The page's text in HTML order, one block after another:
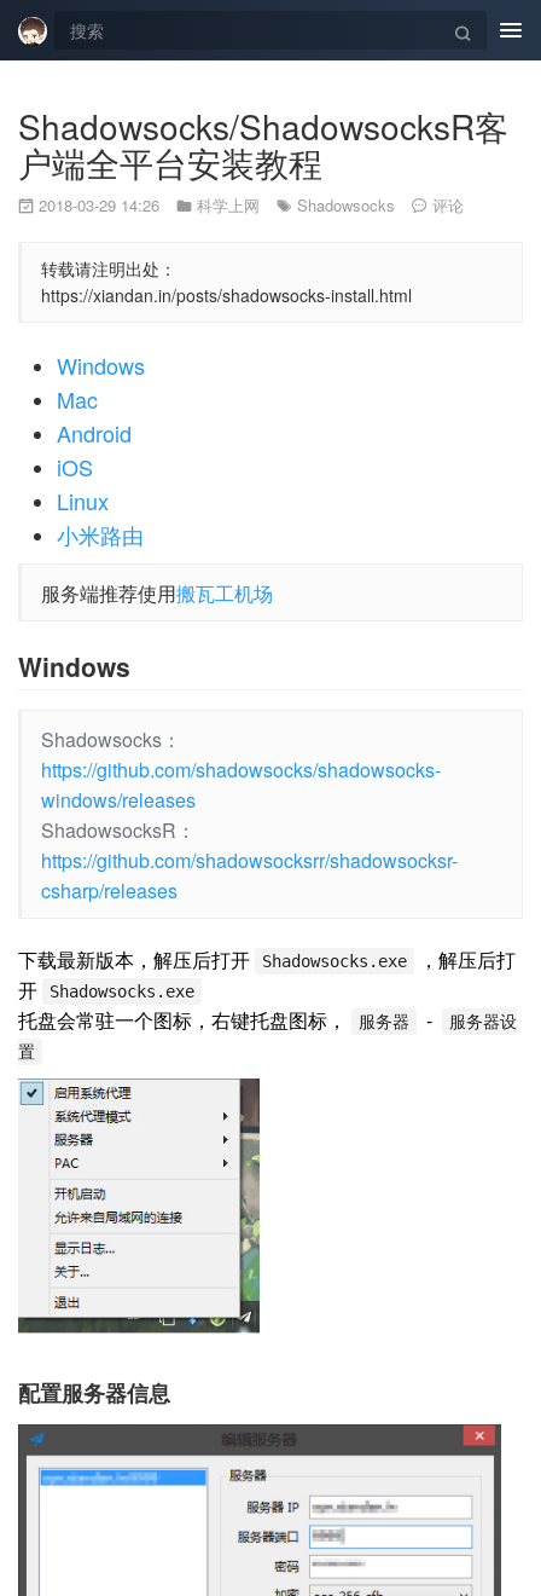
Shadowsocks/ShadowsocksR客
户端全平台安装教程
2018-03-29 14:26 科学上网 Shadowsocks 评论
转载请注明出处：
https://xiandan.in/posts/shadowsocks-install.html
Windows
Mac
Android
iOS
Linux
小米路由
服务端推荐使用搬瓦工机场
Windows
Shadowsocks：
https://github.com/shadowsocks/shadowsocks-
windows/releases
ShadowsocksR：
https://github.com/shadowsocksrr/shadowsocksr-
csharp/releases
下载最新版本，解压后打开 Shadowsocks.exe
，解压后打
开
Shadowsocks.exe
托盘会常驻一个图标，右键托盘图标， 服务器 -
服务器设
置
配置服务器信息